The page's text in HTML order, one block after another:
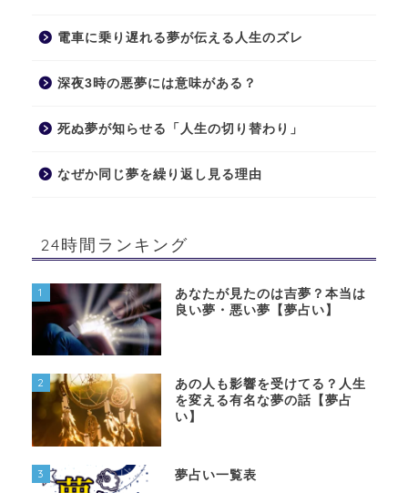
電車に乗り遅れる夢が伝える人生のズレ
深夜3時の悪夢には意味がある？
死ぬ夢が知らせる「人生の切り替わり」
なぜか同じ夢を繰り返し見る理由
24時間ランキング
1
あなたが見たのは吉夢？本当は
良い夢・悪い夢【夢占い】
2
あの人も影響を受けてる？人生
を変える有名な夢の話【夢占
い】
3 夢占い一覧表